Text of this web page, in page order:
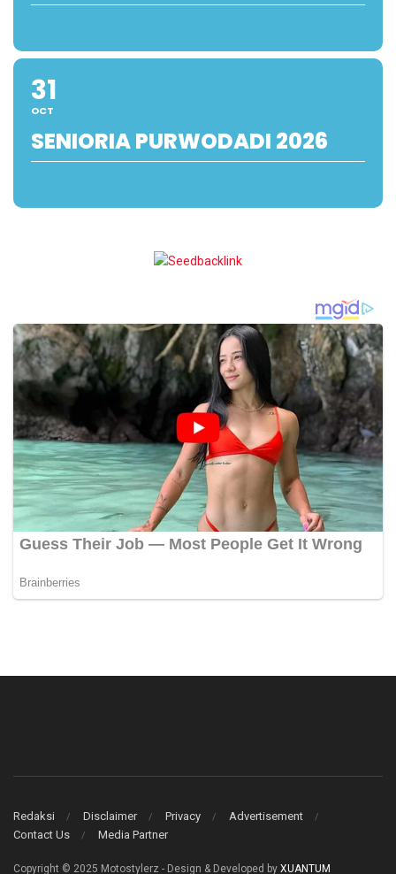
31
OCT
SENIORIA PURWODADI 2026
Redaksi Disclaimer Privacy
Advertisement
Contact Us
Media Partner
Copyright © 2025 Motostylerz - Design & Developed by XUANTUM